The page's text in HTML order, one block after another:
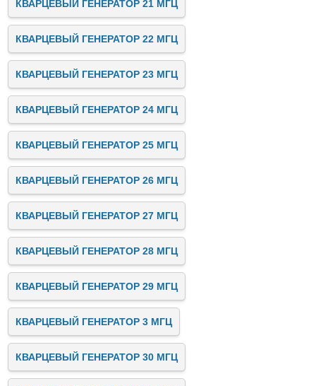
КВАРЦЕВЫЙ ГЕНЕРАТОР 21 МГЦ
КВАРЦЕВЫЙ ГЕНЕРАТОР 22 МГЦ
КВАРЦЕВЫЙ ГЕНЕРАТОР 23 МГЦ
КВАРЦЕВЫЙ ГЕНЕРАТОР 24 МГЦ
КВАРЦЕВЫЙ ГЕНЕРАТОР 25 МГЦ
КВАРЦЕВЫЙ ГЕНЕРАТОР 26 МГЦ
КВАРЦЕВЫЙ ГЕНЕРАТОР 27 МГЦ
КВАРЦЕВЫЙ ГЕНЕРАТОР 28 МГЦ
КВАРЦЕВЫЙ ГЕНЕРАТОР 29 МГЦ
КВАРЦЕВЫЙ ГЕНЕРАТОР 3 МГЦ
КВАРЦЕВЫЙ ГЕНЕРАТОР 30 МГЦ